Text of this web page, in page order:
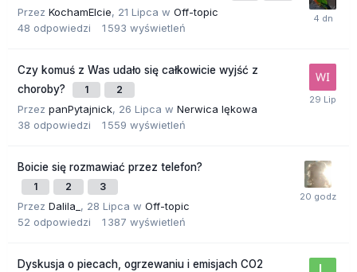
Przez KochamElcie, 21 Lipca w Off-topic
48 odpowiedzi 1 593 wyświetleń
Czy komuś z Was udało się całkowicie wyjść z
choroby?
1 2
Przez panPytajnick, 26 Lipca w Nerwica lękowa
38 odpowiedzi 1 559 wyświetleń
Boicie się rozmawiać przez telefon?
1 2 3
Przez Dalila_ , 28 Lipca w Off-topic
52 odpowiedzi 1 387 wyświetleń
Dyskusja o piecach, ogrzewaniu i emisjach CO2